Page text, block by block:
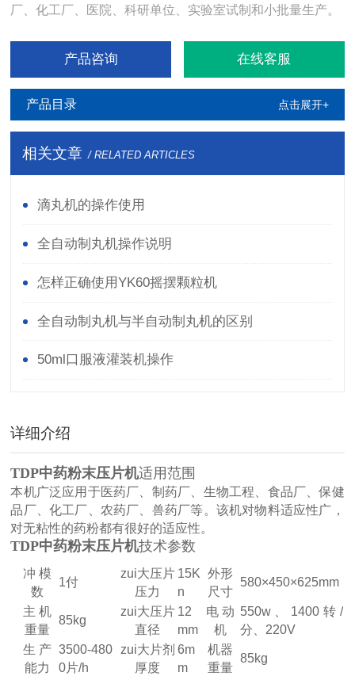
厂、化工厂、医院、科研单位、实验室试制和小批量生产。
产品咨询 在线客服
产品目录 点击展开+
相关文章 / RELATED ARTICLES
滴丸机的操作使用
全自动制丸机操作说明
怎样正确使用YK60摇摆颗粒机
全自动制丸机与半自动制丸机的区别
50ml口服液灌装机操作
详细介绍
TDP中药粉末压片机适用范围
本机广泛应用于医药厂、制药厂、生物工程、食品厂、保健
品厂、化工厂、农药厂、兽药厂等。该机对物料适应性广，
对无粘性的药粉都有很好的适应性。
TDP中药粉末压片机技术参数
冲 模
数
1付
zui大压片
压力
15K
n
外形
尺寸
580×450×625mm
主 机
重量
85kg
zui大压片
直径
12
mm
电 动
机
550w、1400转/
分、220V
生 产
能力
3500-480
0片/h
zui大片剂
厚度
6m
m
机器
重量
85kg